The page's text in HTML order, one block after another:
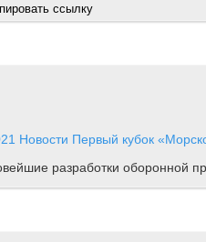
ссылку
Новости Первый кубок
разработки